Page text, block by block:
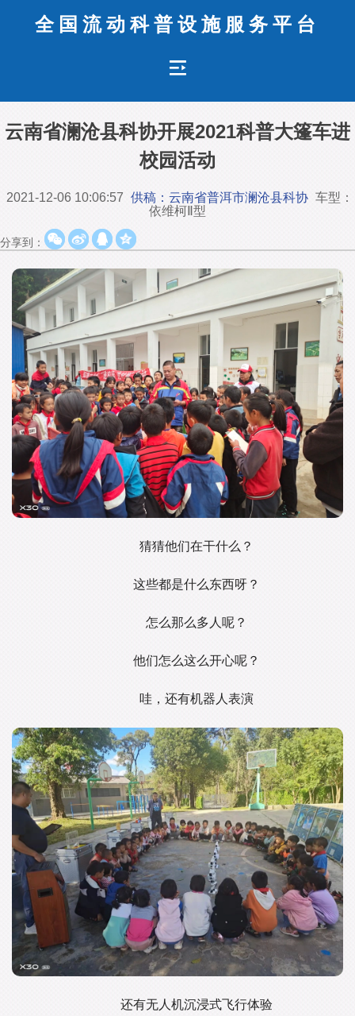
全国流动科普设施服务平台
云南省澜沧县科协开展2021科普大篷车进
校园活动
2021-12-06 10:06:57 供稿：云南省普洱市澜沧县科协 车型：
依维柯Ⅱ型
分享到：
猜猜他们在干什么？
这些都是什么东西呀？
怎么那么多人呢？
他们怎么这么开心呢？
哇，还有机器人表演
还有无人机沉浸式飞行体验